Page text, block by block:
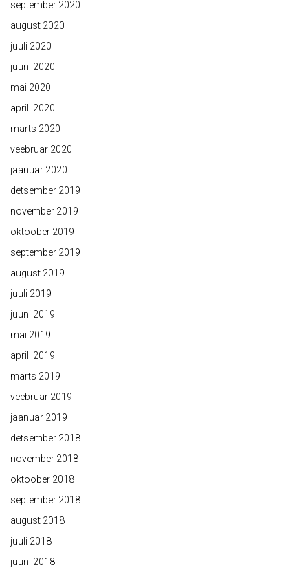
september 2020
august 2020
juuli 2020
juuni 2020
mai 2020
aprill 2020
märts 2020
veebruar 2020
jaanuar 2020
detsember 2019
november 2019
oktoober 2019
september 2019
august 2019
juuli 2019
juuni 2019
mai 2019
aprill 2019
märts 2019
veebruar 2019
jaanuar 2019
detsember 2018
november 2018
oktoober 2018
september 2018
august 2018
juuli 2018
juuni 2018